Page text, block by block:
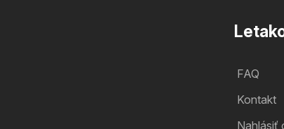
FAQ
Kontakt
Nahlásiť